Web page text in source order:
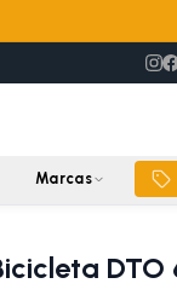
Marcas